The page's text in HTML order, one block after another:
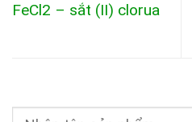
FeCl2 – sắt (II) clorua